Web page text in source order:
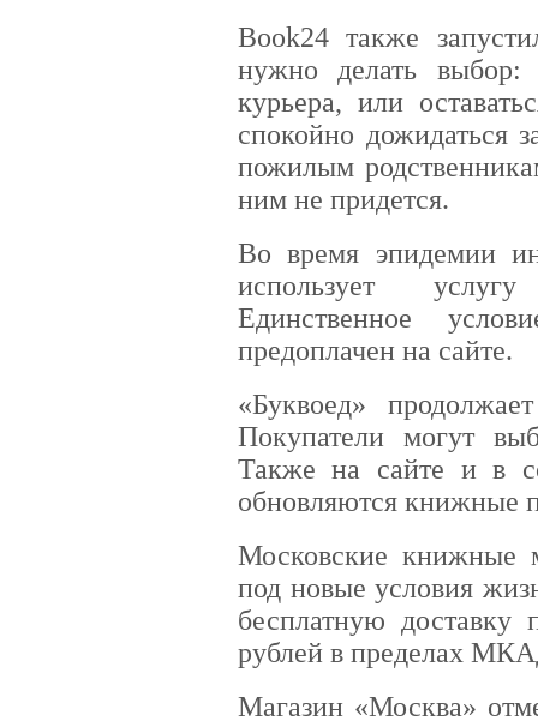
Book24 также
нужно делать выбор:
курьера, или
спокойно дожидаться
пожилым
ним не придется.
Во время эпидемии
использует
Единственное
предоплачен на сайте.
«Буквоед»
Покупатели могут
Также на сайте и в
обновляются книжные
Московские книжные
под новые условия
бесплатную
рублей в пределах
Магазин «Москва»